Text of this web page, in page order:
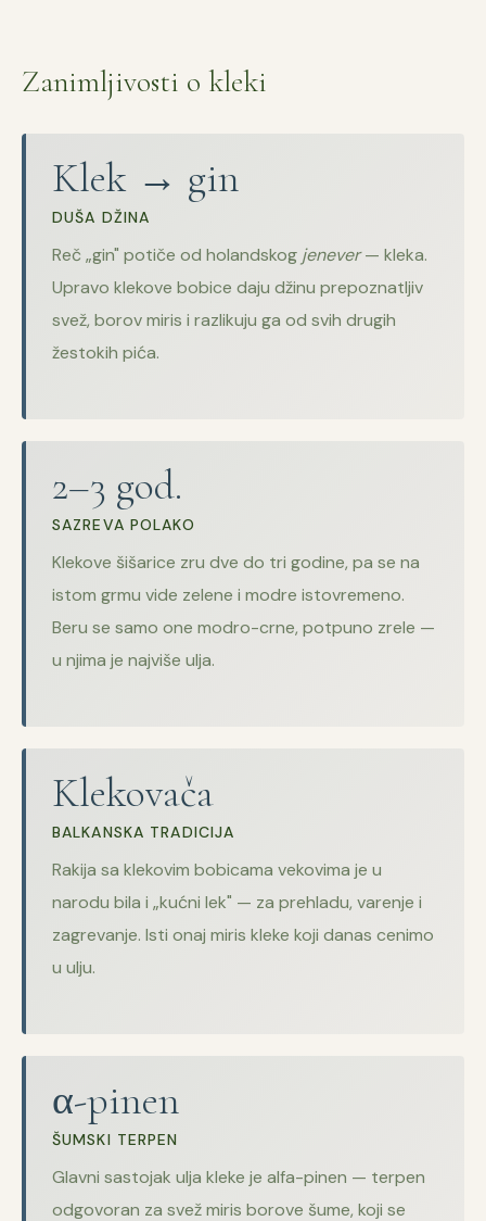
Zanimljivosti o kleki
Klek → gin
DUŠA DŽINA
Reč „gin" potiče od holandskog jenever— kleka.
Upravo klekove bobice daju džinu prepoznatljiv
svež, borov miris i razlikuju ga od svih drugih
žestokih pića.
2–3 god.
SAZREVA POLAKO
Klekove šišarice zru dve do tri godine, pa se na
istom grmu vide zelene i modre istovremeno.
Beru se samo one modro-crne, potpuno zrele —
u njima je najviše ulja.
Klekovača
BALKANSKA TRADICIJA
Rakija sa klekovim bobicama vekovima je u
narodu bila i „kućni lek" — za prehladu, varenje i
zagrevanje. Isti onaj miris kleke koji danas cenimo
u ulju.
α-pinen
ŠUMSKI TERPEN
Glavni sastojak ulja kleke je alfa-pinen — terpen
odgovoran za svež miris borove šume, koji se